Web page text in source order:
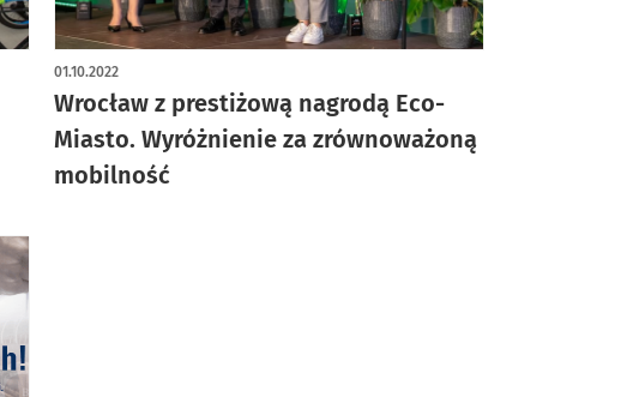
Wrocław z prestiżową nagrodą Eco-
Miasto. Wyróżnienie za zrównoważoną
mobilność
01.10.2022